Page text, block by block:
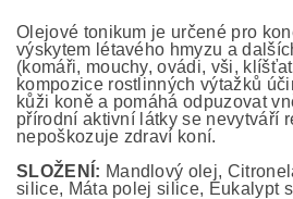
Olejové tonikum je určené pro
výskytem létavého hmyzu a
(komáři, mouchy, ovádi, vši,
kompozice rostlinných výtažků
kůži koně a pomáhá odpuzovat
přírodní aktivní látky se nevytváří
nepoškozuje zdraví koní.
SLOŽENÍ: Mandlový olej,
silice, Máta polej silice, Eukalypt